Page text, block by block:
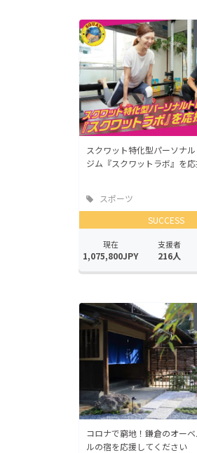
スクワット特化型パーソナ
ジム『スクワットラボ』を応
スポーツ
SUCCESS
現在
1,075,800JPY
支援者
216人
コロナで窮地！鎌倉のオー
ルの宿を応援してください